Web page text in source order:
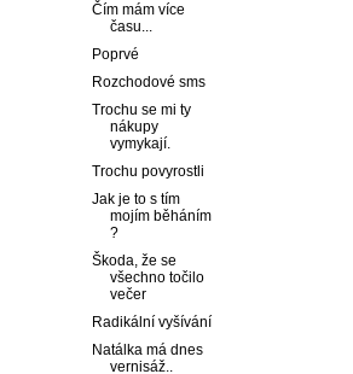
Čím mám více
času...
Poprvé
Rozchodové sms
Trochu se mi ty
nákupy
vymykají.
Trochu povyrostli
Jak je to s tím
mojím běháním
?
Škoda, že se
všechno točilo
večer
Radikální vyšívání
Natálka má dnes
vernisáž..